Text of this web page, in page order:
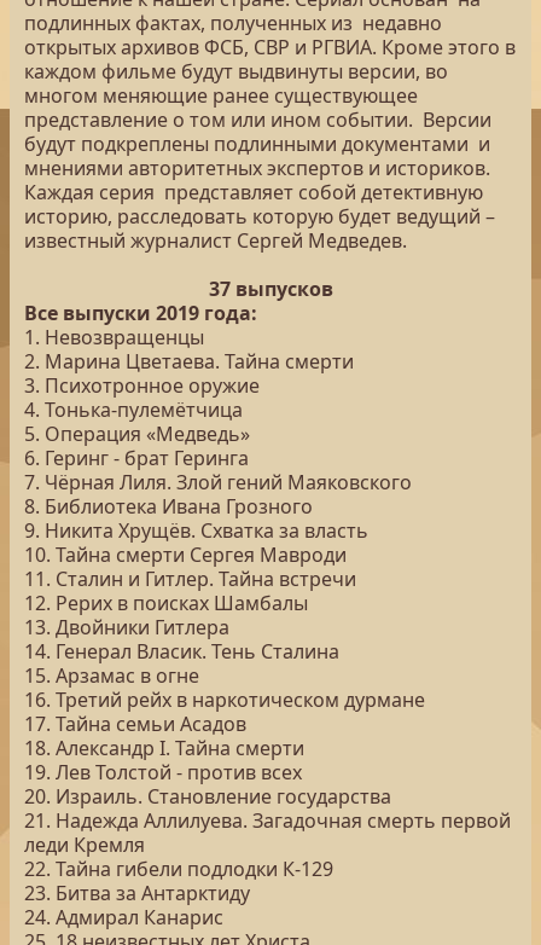
подлинных фактах, полученных из недавно
открытых архивов ФСБ, СВР и РГВИА. Кроме этого в
каждом фильме будут выдвинуты версии, во
многом меняющие ранее существующее
представление о том или ином событии. Версии
будут подкреплены подлинными документами и
мнениями авторитетных экспертов и историков.
Каждая серия представляет собой детективную
историю, расследовать которую будет ведущий –
известный журналист Сергей Медведев.
37 выпусков
Все выпуски 2019 года:
1. Невозвращенцы
2. Марина Цветаева. Тайна смерти
3. Психотронное оружие
4. Тонька-пулемётчица
5. Операция «Медведь»
6. Геринг - брат Геринга
7. Чёрная Лиля. Злой гений Маяковского
8. Библиотека Ивана Грозного
9. Никита Хрущёв. Схватка за власть
10. Тайна смерти Сергея Мавроди
11. Сталин и Гитлер. Тайна встречи
12. Рерих в поисках Шамбалы
13. Двойники Гитлера
14. Генерал Власик. Тень Сталина
15. Арзамас в огне
16. Третий рейх в наркотическом дурмане
17. Тайна семьи Асадов
18. Александр I. Тайна смерти
19. Лев Толстой - против всех
20. Израиль. Становление государства
21. Надежда Аллилуева. Загадочная смерть первой
леди Кремля
22. Тайна гибели подлодки К-129
23. Битва за Антарктиду
24. Адмирал Канарис